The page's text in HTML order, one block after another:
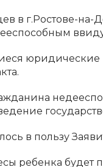
в г.Ростове-на-
юридические
в пользу
ребенка будет